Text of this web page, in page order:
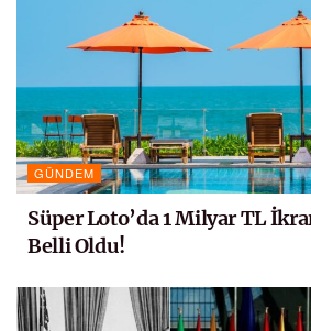
GÜNDEM
Süper Loto’da 1 Milyar TL
Belli Oldu!